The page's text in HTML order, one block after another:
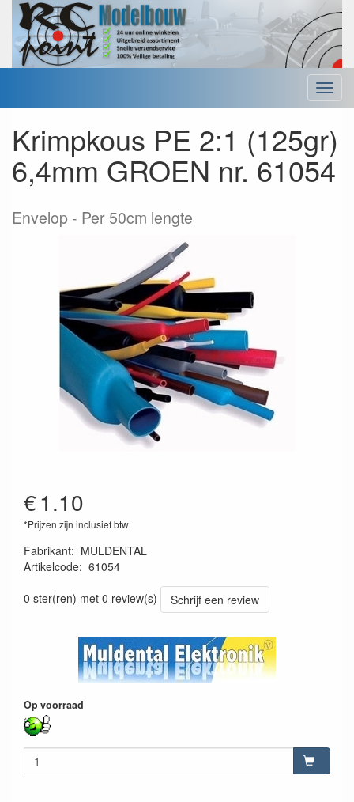
Menu
Krimpkous PE 2:1 (125gr)
6,4mm GROEN nr. 61054
Envelop Per 50cm lengte
€1.10
*Prijzen zijn inclusief btw
Fabrikant: MULDENTAL
Artikelcode: 61054
0 ster(ren) met 0 review(s)
Schrijf een review
Op voorraad